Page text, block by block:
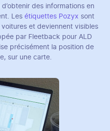
des informations en
Les étiquettes Pozyx sont
voitures et deviennent visibles
par Fleetback pour ALD
précisément la position de
sur une carte.